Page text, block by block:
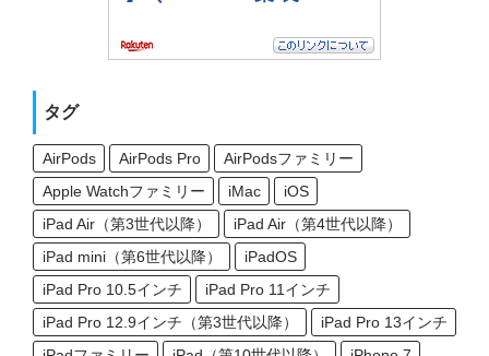
タグ
AirPods AirPods Pro
AirPodsファミリー
Apple Watchファミリー
iMac
iOS
iPad Air（第3世代以降）
iPad Air（第4世代以降）
iPad mini（第6世代以降）
iPadOS
iPad Pro 10.5インチ
iPad Pro 11インチ
iPad Pro 12.9インチ（第3世代以降）
iPad Pro 13インチ